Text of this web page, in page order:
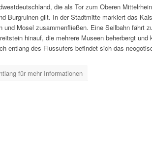
die als Tor zum Oberen
Burgruinen gilt. In der Stadtmitte markiert das
und Mosel zusammenfließen. Eine Seilbahn fährt
hinauf, die mehrere Museen beherbergt und
entlang des Flussufers befindet sich das
für mehr Informationen